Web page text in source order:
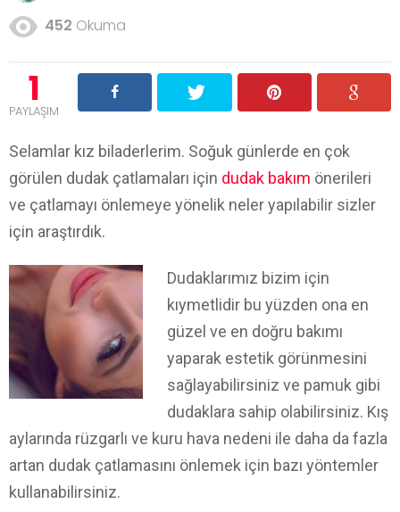
452 Okuma
1
PAYLAŞIM
Selamlar kız biladerlerim. Soğuk günlerde en çok
görülen dudak çatlamaları için dudak bakım önerileri
ve çatlamayı önlemeye yönelik neler yapılabilir sizler
için araştırdık.
Dudaklarımız bizim için
kıymetlidir bu yüzden ona en
güzel ve en doğru bakımı
yaparak estetik görünmesini
sağlayabilirsiniz ve pamuk gibi
dudaklara sahip olabilirsiniz. Kış
aylarında rüzgarlı ve kuru hava nedeni ile daha da fazla
artan dudak çatlamasını önlemek için bazı yöntemler
kullanabilirsiniz.